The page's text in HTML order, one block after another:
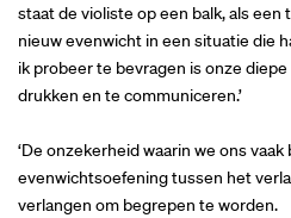
staat de violiste op een balk, als een
nieuw evenwicht in een situatie die
ik probeer te bevragen is onze
drukken en te communiceren.’
‘De onzekerheid waarin we ons
evenwichtsoefening tussen het
verlangen om begrepen te worden.